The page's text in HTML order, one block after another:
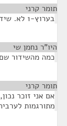
תומר קרני
בערוץ-1 לא. שידורים מבוצעים כיום בערוץ-33.
היו"ר נחמן שי
כמה מהשידור
תומר קרני
אם אני זוכר
מתורגמות